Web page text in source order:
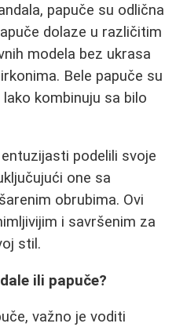
papuče su odlična
dolaze u različitim
modela bez ukrasa
Bele papuče su
kombinuju sa bilo
podelili svoje
one sa
obrubima. Ovi
i savršenim za
stil.
ili papuče?
važno je voditi